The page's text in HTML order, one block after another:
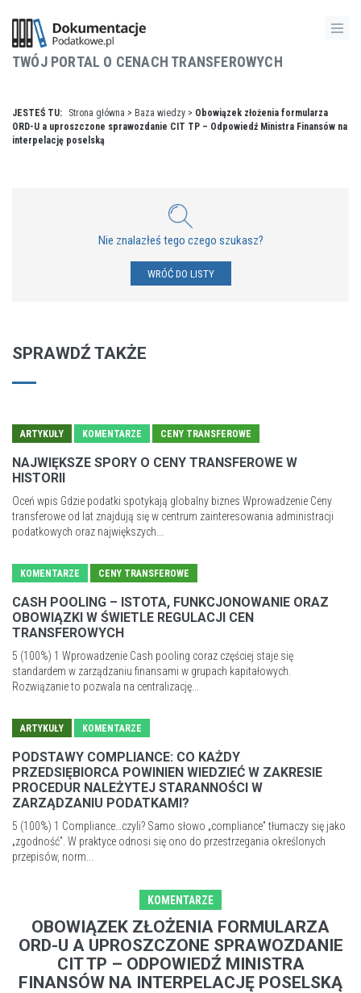
TWÓJ PORTAL O CENACH TRANSFEROWYCH
JESTEŚ TU: Strona główna > Baza wiedzy > Obowiązek złożenia formularza
ORD-U a uproszczone sprawozdanie CIT TP – Odpowiedź Ministra Finansów na
interpelację poselską
Nie znalazłeś tego czego szukasz?
WRÓĆ DO LISTY
SPRAWDŹ TAKŻE
ARTYKUŁY KOMENTARZE CENY TRANSFEROWE
NAJWIĘKSZE SPORY O CENY TRANSFEROWE W
HISTORII
Oceń wpis Gdzie podatki spotykają globalny biznes Wprowadzenie Ceny
transferowe od lat znajdują się w centrum zainteresowania administracji
podatkowych oraz największych...
KOMENTARZE CENY TRANSFEROWE
CASH POOLING – ISTOTA, FUNKCJONOWANIE ORAZ
OBOWIĄZKI W ŚWIETLE REGULACJI CEN
TRANSFEROWYCH
5 (100%) 1 Wprowadzenie Cash pooling coraz częściej staje się
standardem w zarządzaniu finansami w grupach kapitałowych.
Rozwiązanie to pozwala na centralizację...
ARTYKUŁY KOMENTARZE
PODSTAWY COMPLIANCE: CO KAŻDY
PRZEDSIĘBIORCA POWINIEN WIEDZIEĆ W ZAKRESIE
PROCEDUR NALEŻYTEJ STARANNOŚCI W
ZARZĄDZANIU PODATKAMI?
5 (100%) 1 Compliance…czyli? Samo słowo „compliance” tłumaczy się jako
„zgodność”. W praktyce odnosi się ono do przestrzegania określonych
przepisów, norm...
KOMENTARZE
OBOWIĄZEK ZŁOŻENIA FORMULARZA
ORD-U A UPROSZCZONE SPRAWOZDANIE
CIT TP – ODPOWIEDŹ MINISTRA
FINANSÓW NA INTERPELACJĘ POSELSKĄ